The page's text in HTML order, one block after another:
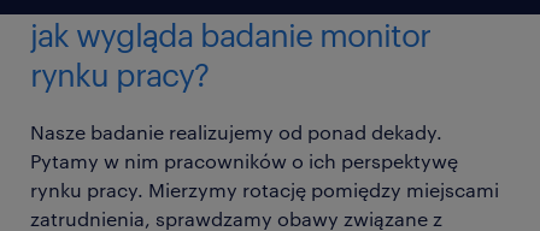
jak wygląda badanie monitor
rynku pracy?
Nasze badanie realizujemy od ponad dekady.
Pytamy w nim pracowników o ich perspektywę
rynku pracy. Mierzymy rotację pomiędzy miejscami
zatrudnienia, sprawdzamy obawy związane z